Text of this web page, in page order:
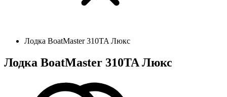
Лодка BoatMaster 310TA Люкс
Лодка BoatMaster 310TA Люкс